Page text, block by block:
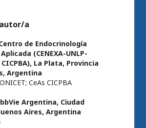
a
de Endocrinología
(CENEXA-UNLP-
CICPBA), La Plata, Provincia
Argentina
CeAs CICPBA
Argentina, Ciudad
Aires, Argentina